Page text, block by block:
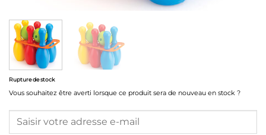
Rupture de stock
Vous souhaitez être averti lorsque ce produit sera de nouveau en stock ?